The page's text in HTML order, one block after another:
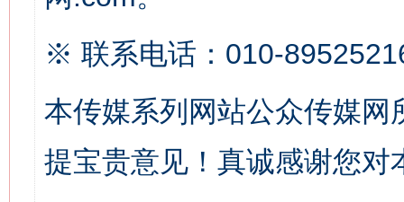
※ 联系电话：010-
本传媒系列网站公众传媒
提宝贵意见！真诚感谢您